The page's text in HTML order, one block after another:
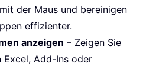
der Maus und bereinigen
effizienter.
anzeigen – Zeigen Sie
Excel, Add-Ins oder